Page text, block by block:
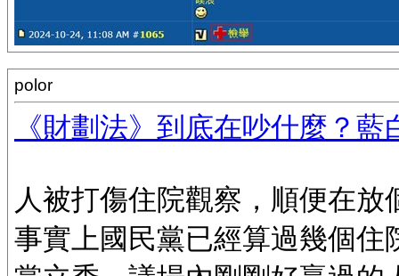
polor
《財劃法》到底在吵什麼？
人被打傷住院觀察，順便在
事實上國民黨已經算過幾個